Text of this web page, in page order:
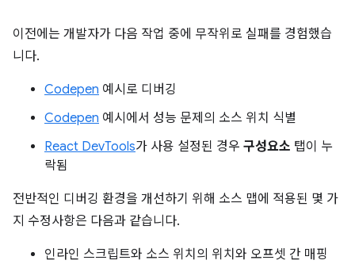
이전에는 개발자가 다음 작업 중에 무작위로 실패를 경험했습
니다.
Codepen 예시로 디버깅
Codepen 예시에서 성능 문제의 소스 위치 식별
React DevTools가 사용 설정된 경우 구성요소 탭이 누
락됨
전반적인 디버깅 환경을 개선하기 위해 소스 맵에 적용된 몇 가
지 수정사항은 다음과 같습니다.
인라인 스크립트와 소스 위치의 위치와 오프셋 간 매핑